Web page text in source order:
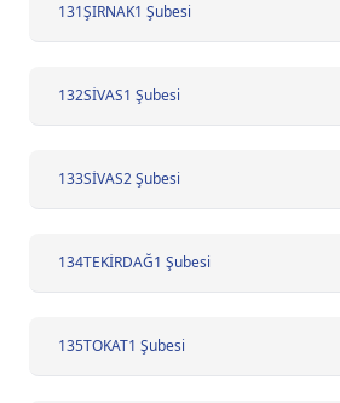
131ŞIRNAK1 Şubesi
132SİVAS1 Şubesi
133SİVAS2 Şubesi
134TEKİRDAĞ1 Şubesi
135TOKAT1 Şubesi